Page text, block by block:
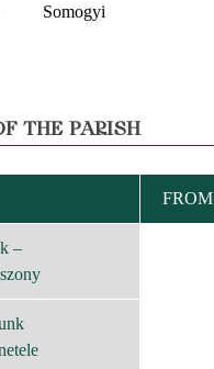
Somogyi
THE PARISH
FROM
–